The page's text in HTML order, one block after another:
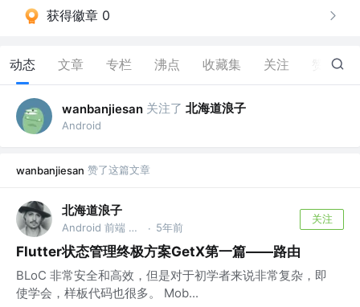
获得徽章 0
动态 文章 专栏 沸点 收藏集 关注 31
wanbanjiesan 关注了 北海道浪子
Android
wanbanjiesan 赞了这篇文章
北海道浪子
Android 前端 Flutter · 5年前
关注
Flutter状态管理终极方案GetX第一篇——路由
BLoC 非常安全和高效，但是对于初学者来说非常复杂，即
使学会，样板代码也很多。 Mob...